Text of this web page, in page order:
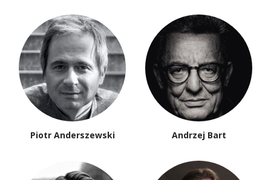
Piotr Anderszewski Andrzej Bart